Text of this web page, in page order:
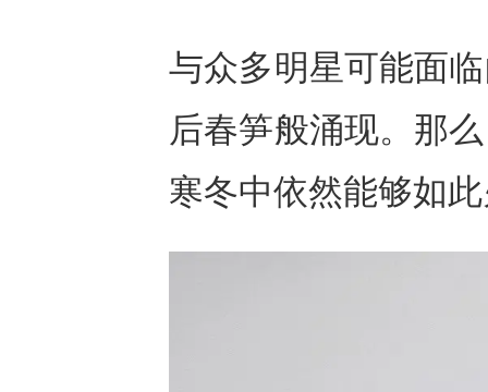
与众多明星可能面
后春笋般涌现。那
寒冬中依然能够如